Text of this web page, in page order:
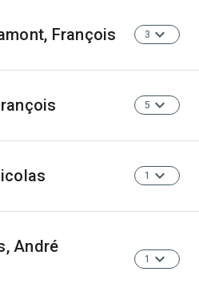
François 3
5
1
André
1